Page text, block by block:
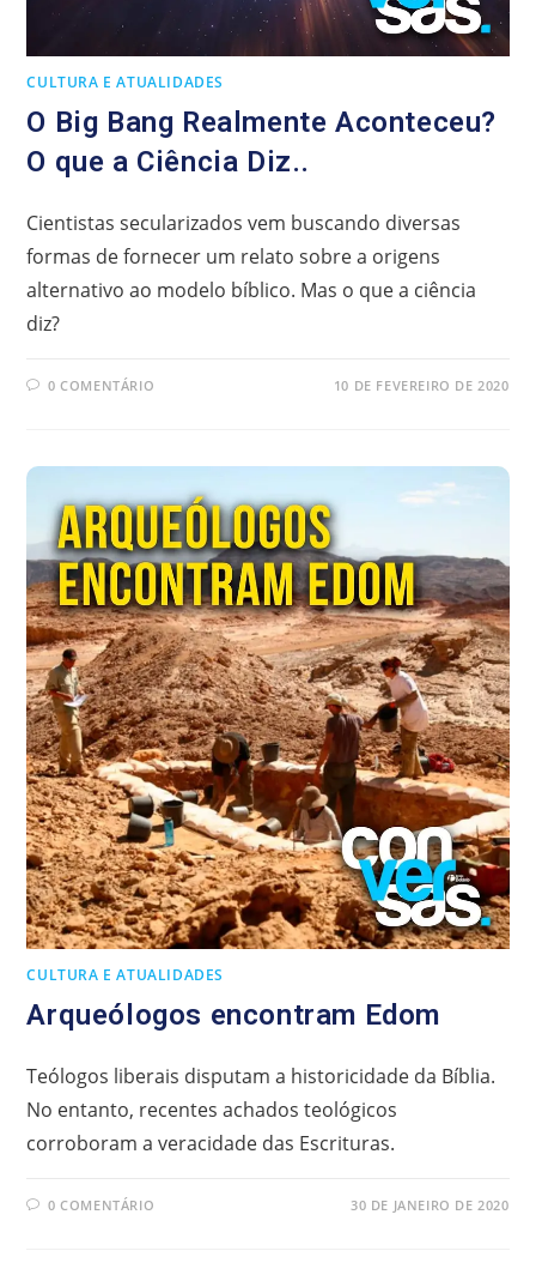
CULTURA E ATUALIDADES
O Big Bang Realmente Aconteceu?
O que a Ciência Diz..
Cientistas secularizados vem buscando diversas
formas de fornecer um relato sobre a origens
alternativo ao modelo bíblico. Mas o que a ciência
diz?
0 COMENTÁRIO 10 DE FEVEREIRO DE 2020
CULTURA E ATUALIDADES
Arqueólogos encontram Edom
Teólogos liberais disputam a historicidade da Bíblia.
No entanto, recentes achados teológicos
corroboram a veracidade das Escrituras.
0 COMENTÁRIO 30 DE JANEIRO DE 2020